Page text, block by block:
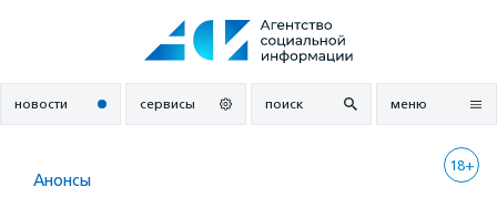
новости сервисы поиск меню
18+
Анонсы